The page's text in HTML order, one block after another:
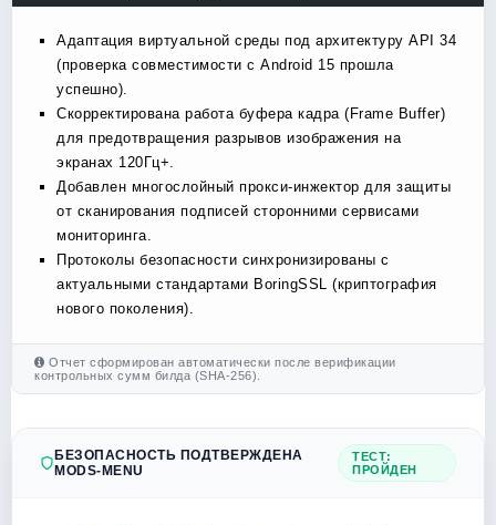
Адаптация виртуальной среды под архитектуру API 34
(проверка совместимости с Android 15 прошла
успешно).
Скорректирована работа буфера кадра (Frame Buffer)
для предотвращения разрывов изображения на
экранах 120Гц+.
Добавлен многослойный прокси-инжектор для защиты
от сканирования подписей сторонними сервисами
мониторинга.
Протоколы безопасности синхронизированы с
актуальными стандартами BoringSSL (криптография
нового поколения).
Отчет сформирован автоматически после верификации
контрольных сумм билда (SHA-256).
БЕЗОПАСНОСТЬ ПОДТВЕРЖДЕНА
MODS-MENU
ТЕСТ:
ПРОЙДЕН